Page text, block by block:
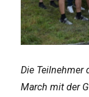
Die Teilnehmer
March mit der